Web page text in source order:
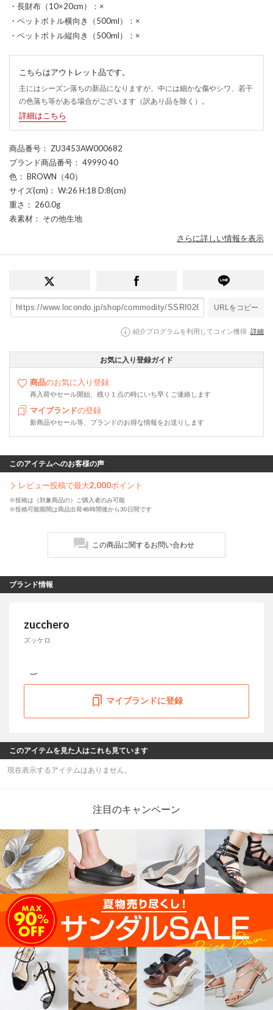
・長財布（10×20cm）：×
・ペットボトル横向き（500ml）：×
・ペットボトル縦向き（500ml）：×
こちらはアウトレット品です。
主にはシーズン落ちの新品になりますが、中には細かな傷やシワ、若干
の色落ち等がある場合がございます（訳あり品を除く）。
詳細はこちら
商品番号 ： ZU3453AW000682
ブランド商品番号 ： 49990 40
色 ： BROWN（40）
サイズ(cm) ： W:26 H:18 D:8(cm)
重さ ： 260.0g
表素材 ： その他生地
さらに詳しい情報を表示
URLをコピー
紹介プログラムを利用してコイン獲得 詳細
お気に入り登録ガイド
商品のお気に入り登録
再入荷やセール開始、残り１点の時にいち早くご連絡します
マイブランドの登録
新商品やセール等、ブランドのお得な情報をお送りします
このアイテムへのお客様の声
レビュー投稿で最大2,000ポイント
※投稿は（対象商品の）ご購入者のみ可能
※投稿可能期間は商品出荷48時間後から30日間です
この商品に関するお問い合わせ
ブランド情報
zucchero
ズッケロ
マイブランドに登録
このアイテムを見た人はこれも見ています
現在表示するアイテムはありません。
注目のキャンペーン